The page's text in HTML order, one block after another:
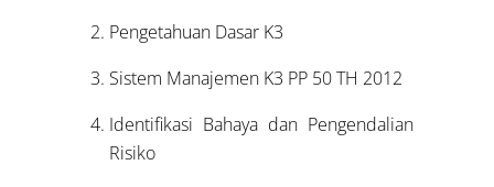
Pengetahuan Dasar K3
Sistem Manajemen K3 PP 50 TH 2012
Identifikasi Bahaya dan Pengendalian
Risiko